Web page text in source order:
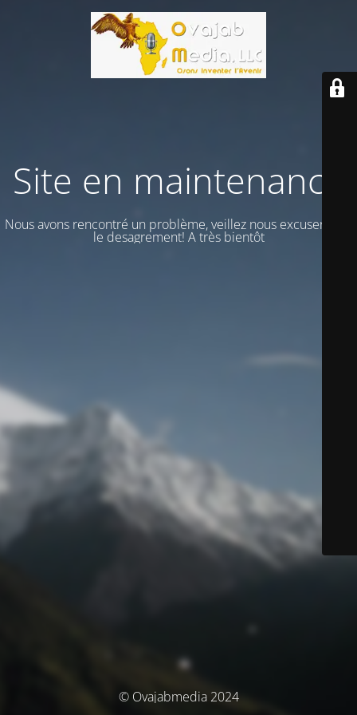
Site en maintenance
Nous avons rencontré un problème, veillez nous excuser vour
le desagrement! A très bientôt
© Ovajabmedia 2024